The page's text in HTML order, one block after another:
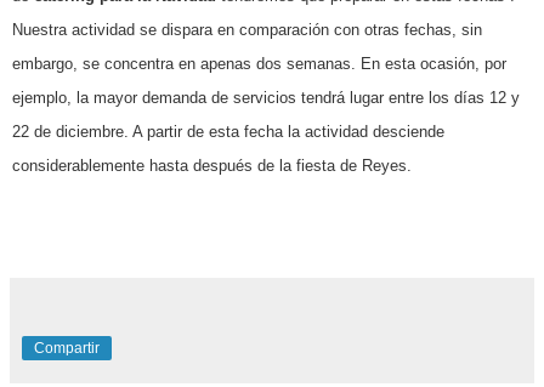
Nuestra actividad se dispara en comparación con otras fechas, sin
embargo, se concentra en apenas dos semanas. En esta ocasión, por
ejemplo, la mayor demanda de servicios tendrá lugar entre los días 12 y
22 de diciembre. A partir de esta fecha la actividad desciende
considerablemente hasta después de la fiesta de Reyes.
Compartir